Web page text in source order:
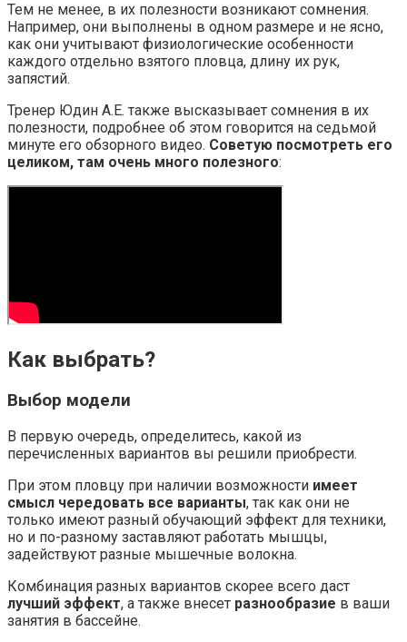
Тем не менее, в их полезности возникают сомнения.
Например, они выполнены в одном размере и не ясно,
как они учитывают физиологические особенности
каждого отдельно взятого пловца, длину их рук,
запястий.
Тренер Юдин А.Е. также высказывает сомнения в их
полезности, подробнее об этом говорится на седьмой
минуте его обзорного видео. Советую посмотреть его
целиком, там очень много полезного:
Как выбрать?
Выбор модели
В первую очередь, определитесь, какой из
перечисленных вариантов вы решили приобрести.
При этом пловцу при наличии возможности имеет
смысл чередовать все варианты, так как они не
только имеют разный обучающий эффект для техники,
но и по-разному заставляют работать мышцы,
задействуют разные мышечные волокна.
Комбинация разных вариантов скорее всего даст
лучший эффект, а также внесет разнообразие в ваши
занятия в бассейне.